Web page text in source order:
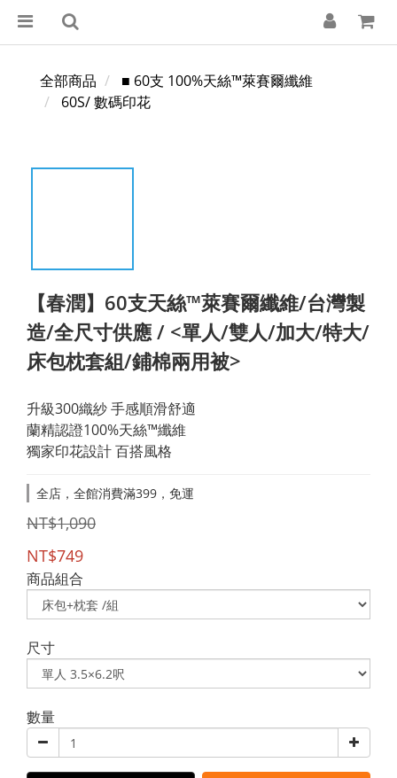
全部商品
■ 60支 100%天絲™萊賽爾纖維
60S/ 數碼印花
【春潤】60支天絲™萊賽爾纖維/台灣製
造/全尺寸供應 / <單人/雙人/加大/特大/
床包枕套組/鋪棉兩用被>
升級300織紗 手感順滑舒適
蘭精認證100%天絲™纖維
獨家印花設計 百搭風格
全店，全館消費滿399，免運
NT$1,090
NT$749
商品組合
尺寸
數量